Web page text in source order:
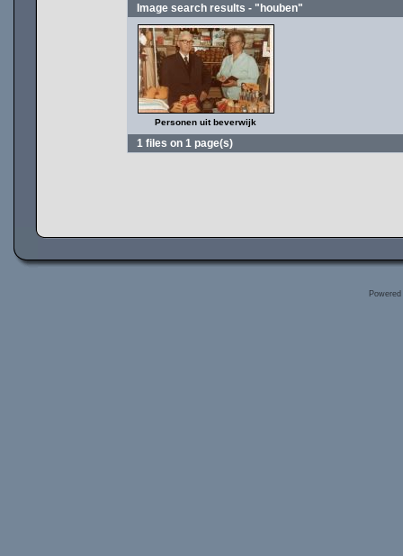
Image search results - "houben"
Personen uit beverwijk
1 files on 1 page(s)